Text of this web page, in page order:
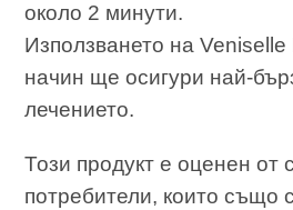
около 2 минути.
Използването на Veniselle
начин ще осигури най-
лечението.
Този продукт е оценен от
потребители, които също